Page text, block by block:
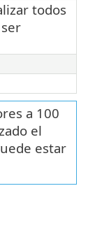
todos
a 100
el
estar